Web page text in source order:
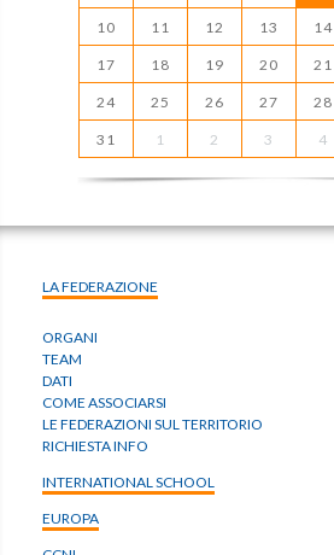
10 11 12 13 14
17 18 19 20 21
24 25 26 27 28
31 1 2 3 4
LA FEDERAZIONE
ORGANI
TEAM
DATI
COME ASSOCIARSI
LE FEDERAZIONI SUL TERRITORIO
RICHIESTA INFO
INTERNATIONAL SCHOOL
EUROPA